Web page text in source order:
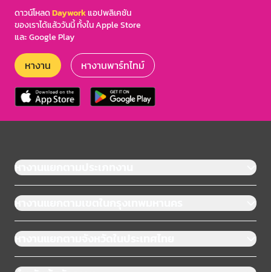
ดาวน์โหลดDayworkแอปพลิเคชัน
ของเราได้แล้ววันนี้ ทั้งใน Apple Store
และ Google Play
หางาน หางานพาร์ทไทม์
หางานแยกตามประเภทงาน
หางานแยกตามเขตในกรุงเทพมหานคร
หางานแยกตามจังหวัดในประเทศไทย